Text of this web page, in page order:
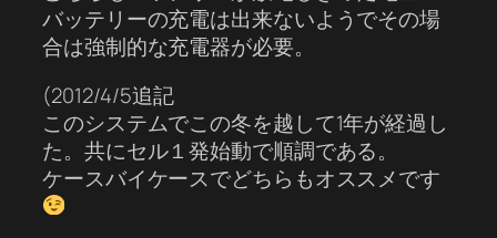
バッテリーの充電は出来ないようでその場
合は強制的な充電器が必要。
(2012/4/5追記
このシステムでこの冬を越して1年が経過し
た。共にセル１発始動で順調である。
ケースバイケースでどちらもオススメです